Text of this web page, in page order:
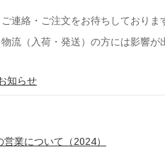
連絡・ご注文をお待ちしておりま
流（入荷・発送）の方には影響が
知らせ
営業について（2024）